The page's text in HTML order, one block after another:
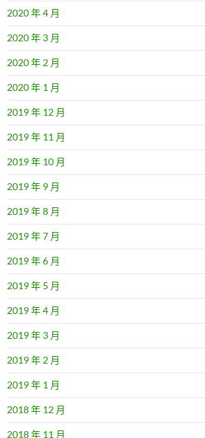
2020 年 4 月
2020 年 3 月
2020 年 2 月
2020 年 1 月
2019 年 12 月
2019 年 11 月
2019 年 10 月
2019 年 9 月
2019 年 8 月
2019 年 7 月
2019 年 6 月
2019 年 5 月
2019 年 4 月
2019 年 3 月
2019 年 2 月
2019 年 1 月
2018 年 12 月
2018 年 11 月